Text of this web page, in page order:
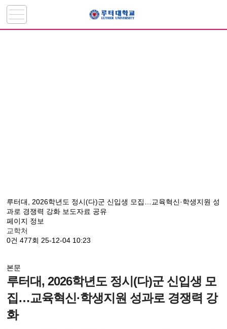
루터대, 2026학년도 정시(다)군 신입생 모집…교육혁신·학생지원 성
과로 경쟁력 강화 보도자료 공유
페이지 정보
교학처
0건 477회 25-12-04 10:23
본문
루터대, 2026학년도 정시(다)군 신입생 모
집…교육혁신·학생지원 성과로 경쟁력 강
화